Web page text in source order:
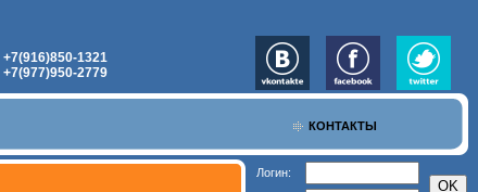
+7(916)850-1321
+7(977)950-2779
КОНТАКТЫ
Логин: